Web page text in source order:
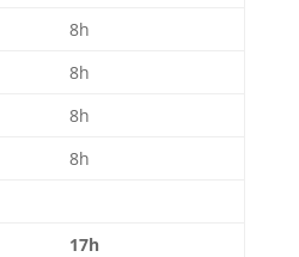
8h
8h
8h
8h
17h